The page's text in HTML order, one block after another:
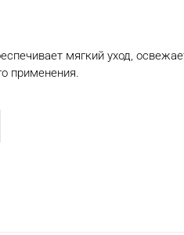
мягкий уход,
применения.